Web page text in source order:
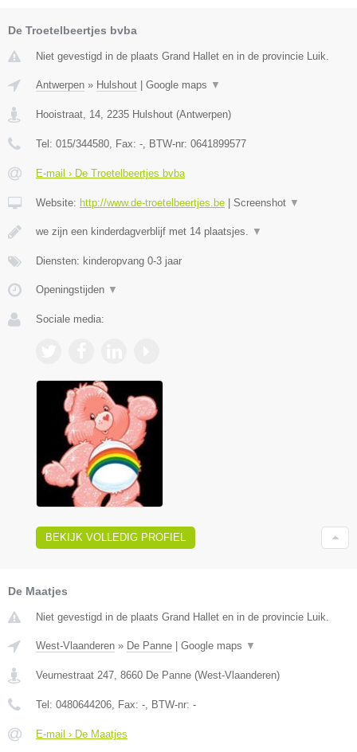
De Troetelbeertjes bvba
Niet gevestigd in de plaats Grand Hallet en in de provincie Luik.
Antwerpen » Hulshout Google maps ▼
Hooistraat, 14 2235 Hulshout (Antwerpen)
Tel: 015/344580 , Fax: - , BTW-nr: 0641899577
E-mail › De Troetelbeertjes bvba
Website: http://www.de-troetelbeertjes.be Screenshot ▼
we zijn een kinderdagverblijf met 14 plaatsjes. ▼
Diensten: kinderopvang 0-3 jaar
Openingstijden ▼
Sociale media:
BEKIJK VOLLEDIG PROFIEL
De Maatjes
Niet gevestigd in de plaats Grand Hallet en in de provincie Luik.
West-Vlaanderen » De Panne Google maps ▼
Veurnestraat 247 8660 De Panne (West-Vlaanderen)
Tel: 0480644206 , Fax: - , BTW-nr: -
E-mail › De Maatjes